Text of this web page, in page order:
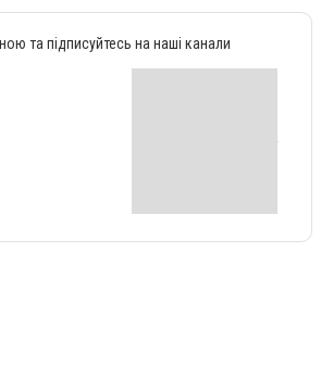
та підписуйтесь на наші канали